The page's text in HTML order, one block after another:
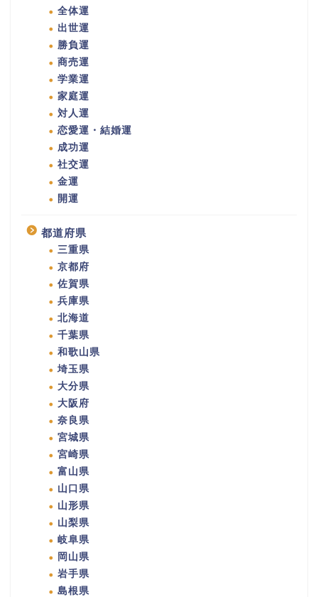
全体運
出世運
勝負運
商売運
学業運
家庭運
対人運
恋愛運・結婚運
成功運
社交運
金運
開運
都道府県
三重県
京都府
佐賀県
兵庫県
北海道
千葉県
和歌山県
埼玉県
大分県
大阪府
奈良県
宮城県
宮崎県
富山県
山口県
山形県
山梨県
岐阜県
岡山県
岩手県
島根県